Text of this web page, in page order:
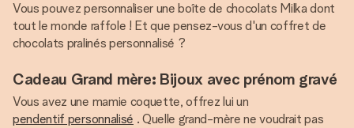
Vous pouvez personnaliser une boîte de chocolats Milka dont
tout le monde raffole ! Et que pensez-vous d'un coffret de
chocolats pralinés personnalisé ?
Cadeau Grand mère: Bijoux avec prénom gravé
Vous avez une mamie coquette, offrez lui un
pendentif personnalisé . Quelle grand-mère ne voudrait pas